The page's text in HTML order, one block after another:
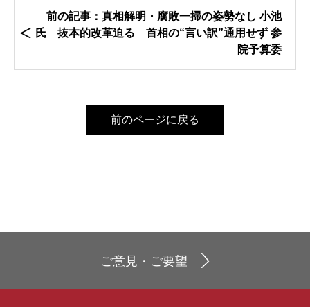
前の記事：真相解明・腐敗一掃の姿勢なし 小池
氏 抜本的改革迫る 首相の“言い訳”通用せず 参
院予算委
前のページに戻る
ご意見・ご要望